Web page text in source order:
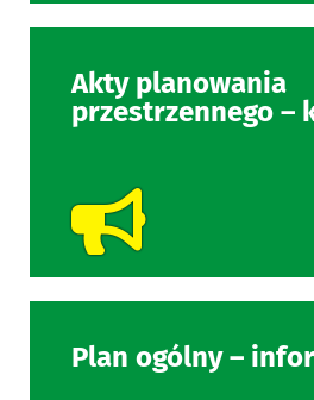
Akty planowania
przestrzennego –
Plan ogólny –